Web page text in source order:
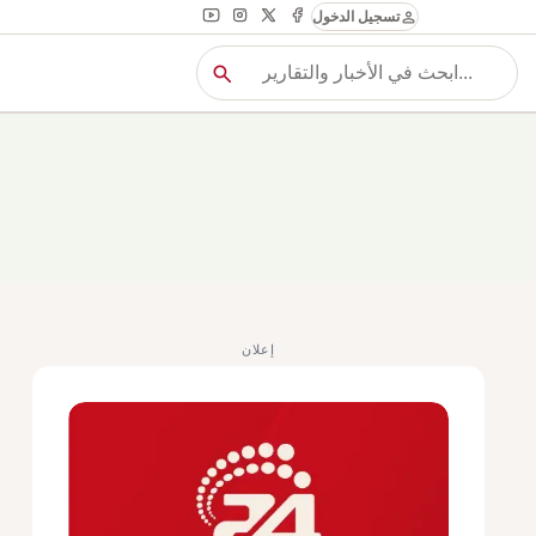
personتسجيل الدخول
بحث search
إعلان